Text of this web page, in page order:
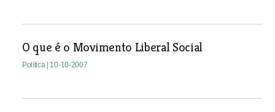
O que é o Movimento Liberal Social
Política | 10-10-2007